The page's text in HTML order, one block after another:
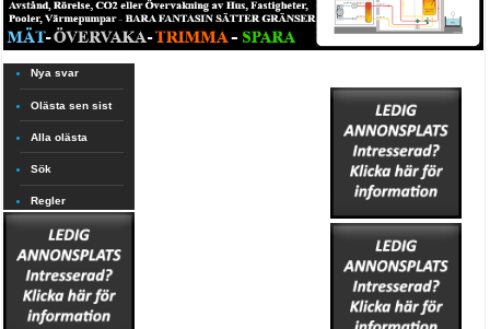
Nya svar
Olästa sen sist
Alla olästa
Sök
Regler